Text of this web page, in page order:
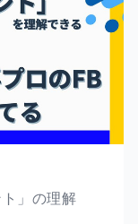
」の理解